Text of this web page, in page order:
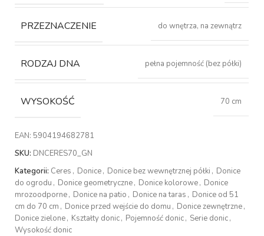
PRZEZNACZENIE do wnętrza, na zewnątrz
RODZAJ DNA pełna pojemność (bez półki)
WYSOKOŚĆ 70 cm
EAN: 5904194682781
SKU: DNCERES70_GN
Kategorii: Ceres , Donice, Donice bez wewnętrznej półki , Donice
do ogrodu , Donice geometryczne, Donice kolorowe, Donice
mrozoodporne, Donice na patio , Donice na taras , Donice od 51
cm do 70 cm , Donice przed wejście do domu , Donice zewnętrzne,
Donice zielone, Kształty donic, Pojemność donic, Serie donic,
Wysokość donic